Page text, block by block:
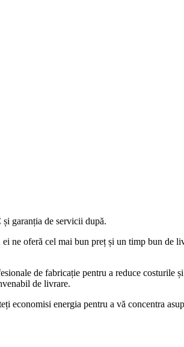
garanția de servicii după.
ne oferă cel mai bun preț și un timp bun de
de fabricație pentru a reduce costurile
de livrare.
economisi energia pentru a vă concentra